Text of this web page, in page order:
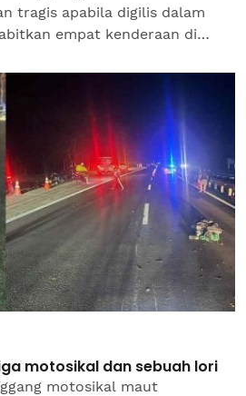
tragis apabila digilis dalam
empat kenderaan di
motosikal dan sebuah lori
motosikal maut